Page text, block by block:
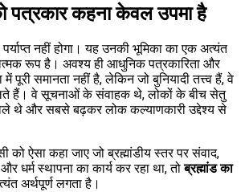
पत्रकार कहना केवल उपमा है
नहीं होगा। यह उनकी भूमिका का एक अत्यंत
रूप है। अवश्य ही आधुनिक पत्रकारिता और
में पूरी समानता नहीं है, लेकिन जो बुनियादी तत्त्व हैं, वे
हैं। वे सूचनाओं के संवाहक थे, लोकों के बीच सेतु
थे और सबसे बढ़कर लोक कल्याणकारी उद्देश्य से
को ऐसा कहा जाए जो ब्रह्मांडीय स्तर पर संवाद,
धर्म स्थापना का कार्य कर रहा था, तोब्रह्मांड का
अर्थपूर्ण लगता है।